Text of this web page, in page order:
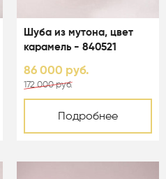
Шуба из мутона, цвет
карамель - 840521
86 000 руб.
172 000 руб.
Подробнее